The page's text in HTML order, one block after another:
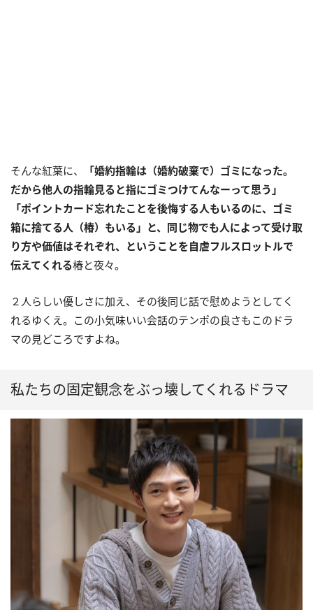
そんな紅葉に、
「婚約指輪は（婚約破棄で）ゴミになった。
だから他人の指輪見ると指にゴミつけてんなーって思う」
「ポイントカード忘れたことを後悔する人もいるのに、ゴミ
箱に捨てる人（椿）もいる」と、同じ物でも人によって受け取
り方や価値はそれぞれ、ということを自虐フルスロットルで
伝えてくれる椿と夜々。
２人らしい優しさに加え、その後同じ話で慰めようとしてく
れるゆくえ。この小気味いい会話のテンポの良さもこのドラ
マの見どころですよね。
私たちの固定観念をぶっ壊してくれるドラマ